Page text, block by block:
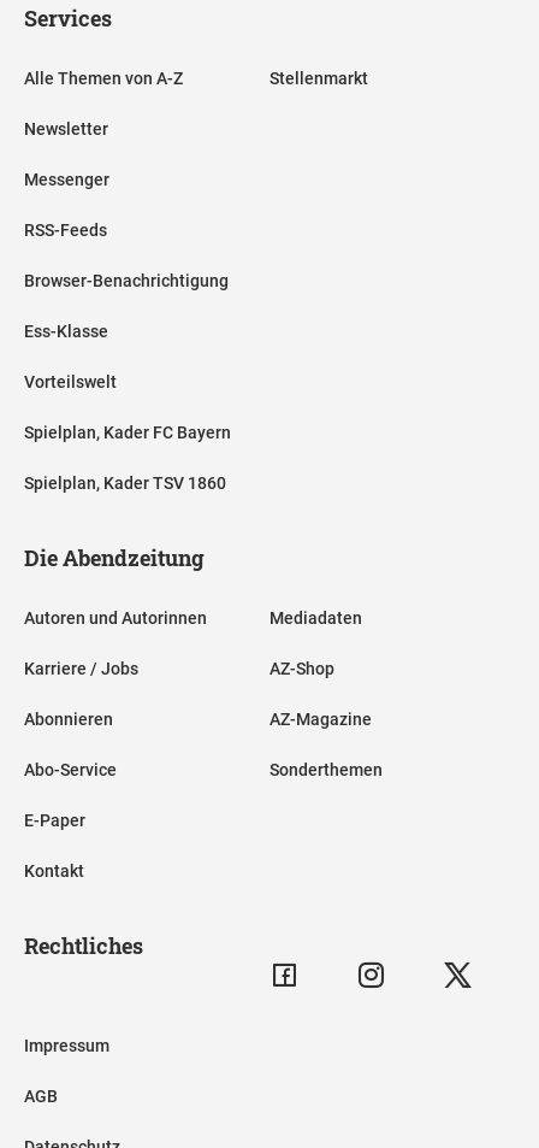
Services
Alle Themen von A-Z
Newsletter
Messenger
RSS-Feeds
Browser-Benachrichtigung
Ess-Klasse
Vorteilswelt
Spielplan, Kader FC Bayern
Spielplan, Kader TSV 1860
Stellenmarkt
Die Abendzeitung
Autoren und Autorinnen
Karriere / Jobs
Abonnieren
Abo-Service
E-Paper
Kontakt
Mediadaten
AZ-Shop
AZ-Magazine
Sonderthemen
Rechtliches
Impressum
AGB